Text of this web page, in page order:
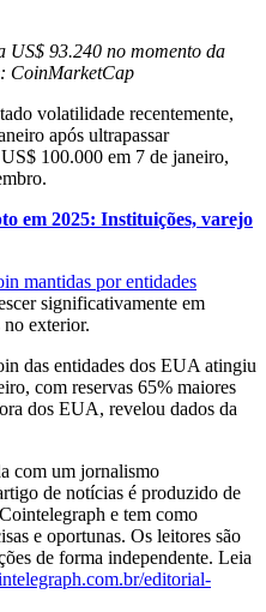
US$ 93.240 no momento da
CoinMarketCap
volatilidade recentemente,
após ultrapassar
100.000 em 7 de janeiro,
em 2025: Instituições, varejo
mantidas por entidades
significativamente em
no exterior.
das entidades dos EUA atingiu
com reservas 65% maiores
dos EUA, revelou dados da
com um jornalismo
de notícias é produzido de
e tem como
e oportunas. Os leitores são
de forma independente. Leia
editorial-